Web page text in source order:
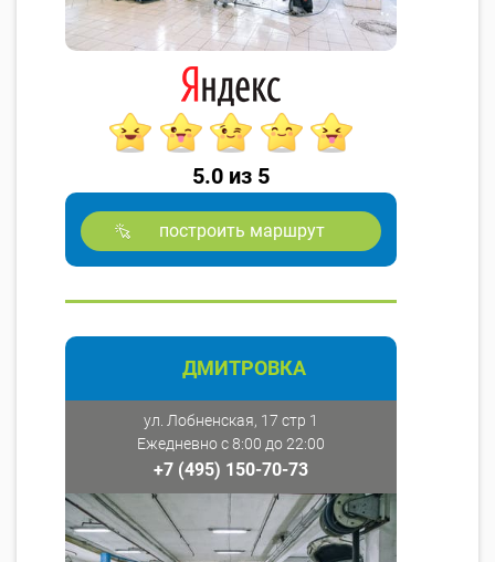
5.0 из 5
построить маршрут
ДМИТРОВКА
ул. Лобненская, 17 стр 1
Ежедневно с 8:00 до 22:00
+7 (495) 150-70-73